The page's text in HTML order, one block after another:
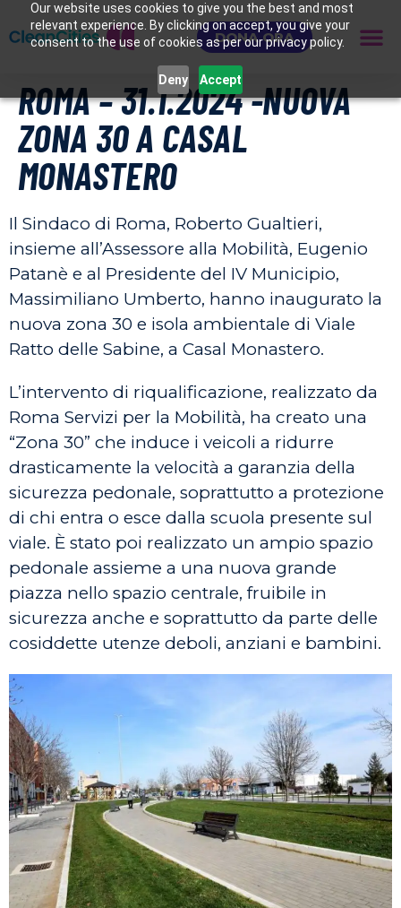
Our website uses cookies to give you the best and most
relevant experience. By clicking on accept, you give your
consent to the use of cookies as per our privacy policy.
Deny Accept
DONA ORA
ROMA – 31.1.2024 -NUOVA
ZONA 30 A CASAL
MONASTERO
Il Sindaco di Roma, Roberto Gualtieri,
insieme all’Assessore alla Mobilità, Eugenio
Patanè e al Presidente del IV Municipio,
Massimiliano Umberto, hanno inaugurato la
nuova zona 30 e isola ambientale di Viale
Ratto delle Sabine, a Casal Monastero.
L’intervento di riqualificazione, realizzato da
Roma Servizi per la Mobilità, ha creato una
“Zona 30” che induce i veicoli a ridurre
drasticamente la velocità a garanzia della
sicurezza pedonale, soprattutto a protezione
di chi entra o esce dalla scuola presente sul
viale. È stato poi realizzato un ampio spazio
pedonale assieme a una nuova grande
piazza nello spazio centrale, fruibile in
sicurezza anche e soprattutto da parte delle
cosiddette utenze deboli, anziani e bambini.